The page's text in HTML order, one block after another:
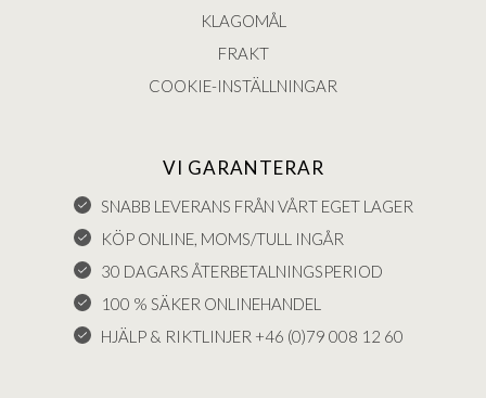
KLAGOMÅL
FRAKT
COOKIE-INSTÄLLNINGAR
VI GARANTERAR
SNABB LEVERANS FRÅN VÅRT EGET LAGER
KÖP ONLINE, MOMS/TULL INGÅR
30 DAGARS ÅTERBETALNINGSPERIOD
100 % SÄKER ONLINEHANDEL
HJÄLP & RIKTLINJER +46 (0)79 008 12 60